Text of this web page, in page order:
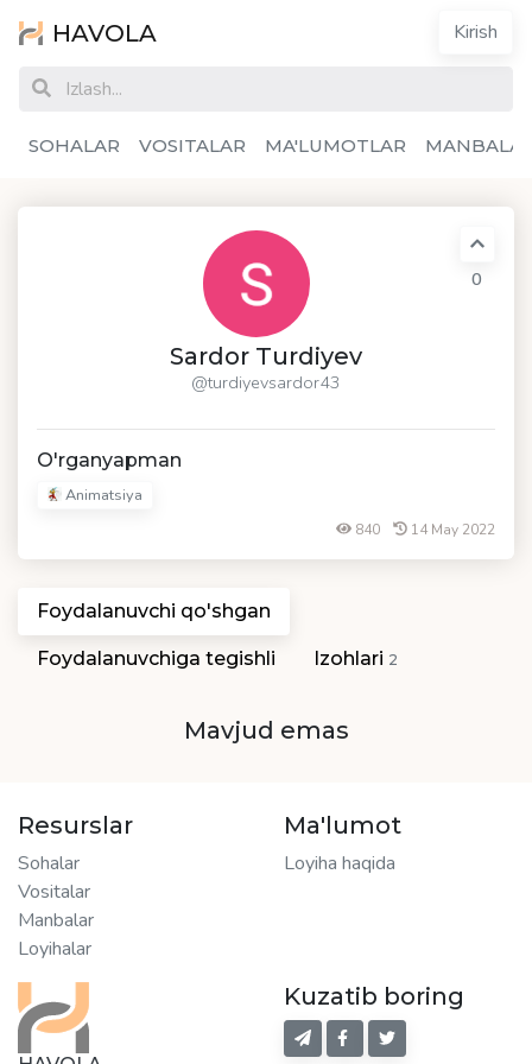
HAVOLA Kirish
SOHALAR VOSITALAR MA'LUMOTLAR
Sardor Turdiyev
@turdiyevsardor43
0
O'rganyapman
Animatsiya
840 14 May 2022
Foydalanuvchi qo'shgan
Foydalanuvchiga tegishli Izohlari 2
Mavjud emas
Resurslar
Sohalar
Vositalar
Manbalar
Loyihalar
Ma'lumot
Loyiha haqida
Kuzatib boring